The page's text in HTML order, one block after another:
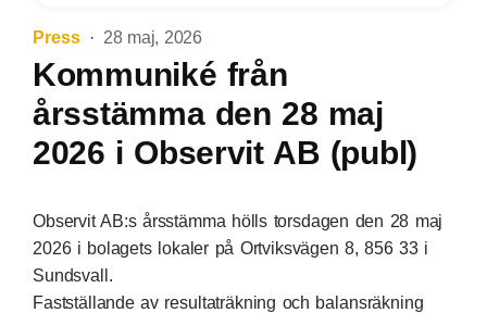
Press 28 maj, 2026
Kommuniké från
årsstämma den 28 maj
2026 i Observit AB (publ)
Observit AB:s årsstämma hölls torsdagen den 28 maj
2026 i bolagets lokaler på Ortviksvägen 8, 856 33 i
Sundsvall.
Fastställande av resultaträkning och balansräkning